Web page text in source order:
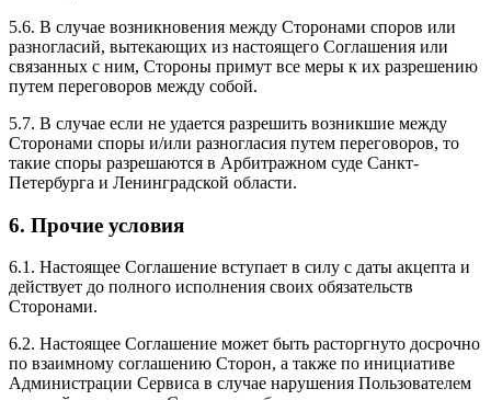
5.6. В случае возникновения между Сторонами споров или
разногласий, вытекающих из настоящего Соглашения или
связанных с ним, Стороны примут все меры к их разрешению
путем переговоров между собой.
5.7. В случае если не удается разрешить возникшие между
Сторонами споры и/или разногласия путем переговоров, то
такие споры разрешаются в Арбитражном суде Санкт-
Петербурга и Ленинградской области.
6. Прочие условия
6.1. Настоящее Соглашение вступает в силу с даты акцепта и
действует до полного исполнения своих обязательств
Сторонами.
6.2. Настоящее Соглашение может быть расторгнуто досрочно
по взаимному соглашению Сторон, а также по инициативе
Администрации Сервиса в случае нарушения Пользователем